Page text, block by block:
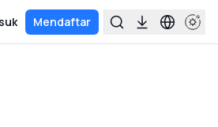
Mendaftar